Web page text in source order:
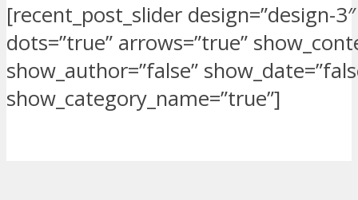
[recent_post_slider design=”design-
dots=”true” arrows=”true”
show_author=”false”
show_category_name=”true”]